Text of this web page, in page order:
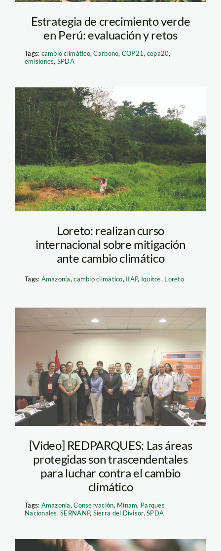
Estrategia de crecimiento verde
en Perú: evaluación y retos
Tags: cambio climático,Carbono, COP21, copa20,
emisiones, SPDA
Curso internacional_
cambio climático
Loreto: realizan curso
internacional sobre mitigación
ante cambio climático
Tags: Amazonía,cambio climático, IIAP, Iquitos, Loreto
redparques
[Video] REDPARQUES: Las áreas
protegidas son trascendentales
para luchar contra el cambio
climático
Tags: Amazonía,Conservación, Minam, Parques
Nacionales,SERNANP, Sierra del Divisor,SPDA